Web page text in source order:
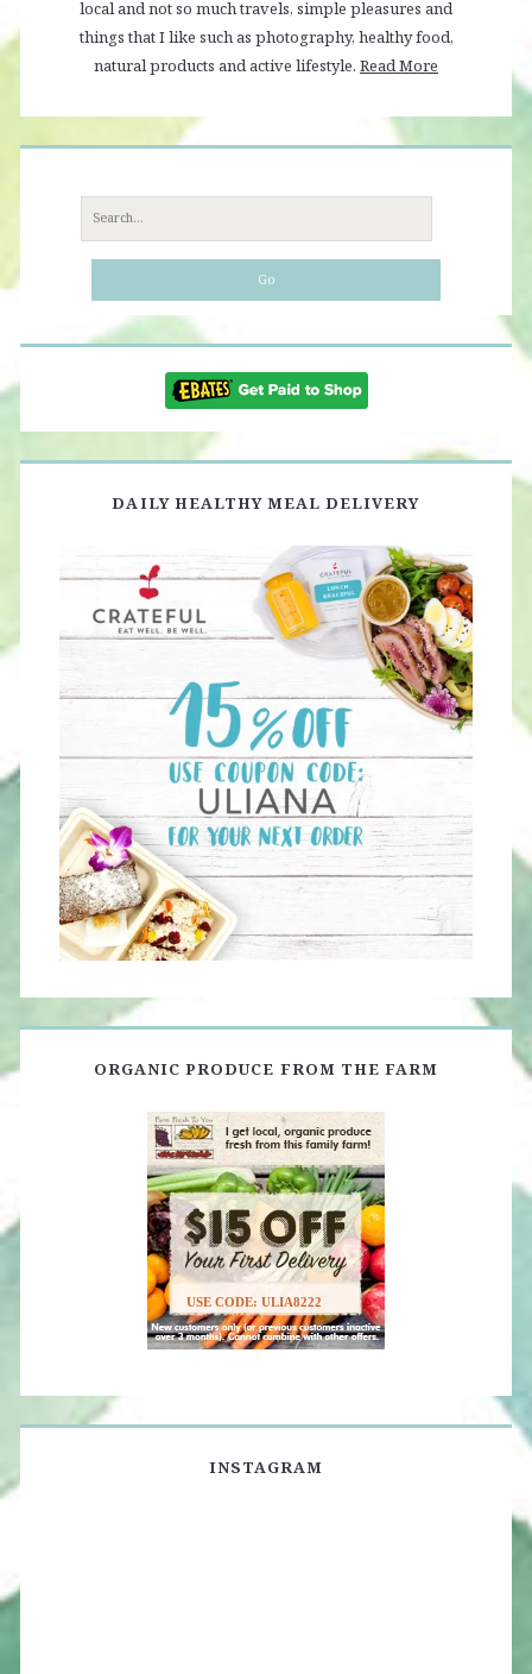
local and not so much travels, simple pleasures and
things that I like such as photography, healthy food,
natural products and active lifestyle. Read More
Search
for:
DAILY HEALTHY MEAL DELIVERY
ORGANIC PRODUCE FROM THE FARM
USE CODE: ULIA8222
INSTAGRAM